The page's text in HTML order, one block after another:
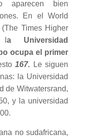
bien
En el World
Times Higher
la Universidad
ocupa el primer
167. Le siguen
la Universidad
de Witwatersrand,
y la universidad
no sudafricana,